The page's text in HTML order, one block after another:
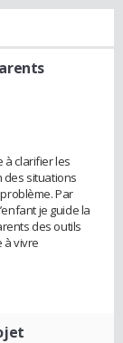
à clarifier les
des situations
Par
je guide la
des outils
à vivre